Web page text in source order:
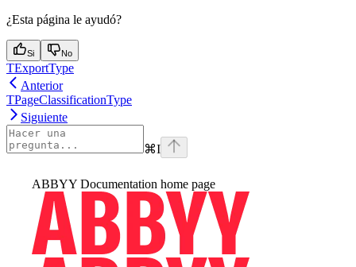
¿Esta página le ayudó?
Si No
TExportType
Anterior
TPageClassificationType
Siguiente
⌘I
ABBYY Documentation home page